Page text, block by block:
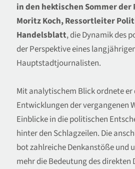
in den hektischen Sommer der
Moritz Koch, Ressortleiter
Handelsblatt, die Dynamik des
der Perspektive eines
Hauptstadtjournalisten.
Mit analytischem Blick ordnete er
Entwicklungen der vergangenen
Einblicke in die politischen
hinter den Schlagzeilen. Die
bot zahlreiche Denkanstöße und
mehr die Bedeutung des direkten